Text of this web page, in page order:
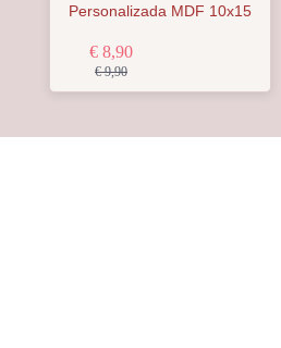
Personalizada MDF 10x15
€ 8,90
€ 9,90